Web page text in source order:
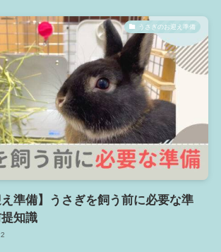
うさぎのお迎え準備
え準備】うさぎを飼う前に必要な準
知識